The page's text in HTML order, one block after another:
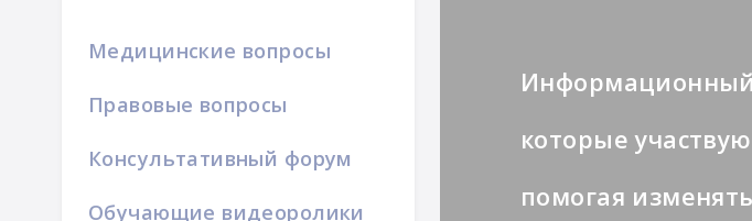
Медицинские вопросы
Правовые вопросы
Консультативный форум
Обучающие видеоролики
Информационный
которые
помогая